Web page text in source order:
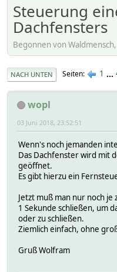
Steuerung
Dachfensters
Begonnen von
NACH UNTEN Seiten 1 ...
wopl
03 Juni 2018, 23:52:51
Wenn's noch jemanden
Das Dachfenster wird mit
geöffnet.
Es gibt hierzu ein
Jetzt muß man nur noch je
1 Sekunde schließen, um
oder zu schließen.
Ziemlich einfach, ohne
Gruß Wolfram